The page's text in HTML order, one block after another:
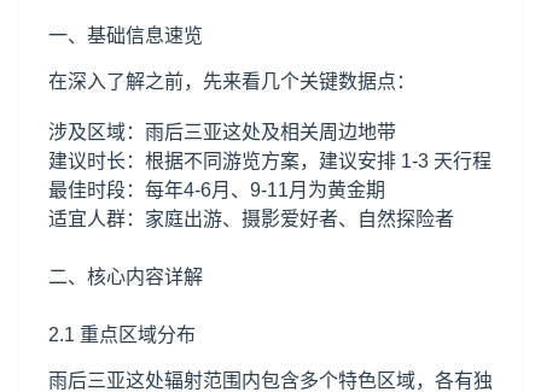
一、基础信息速览
在深入了解之前，先来看几个关键数据点：
涉及区域：雨后三亚这处及相关周边地带
建议时长：根据不同游览方案，建议安排 1-3 天行程
最佳时段：每年4-6月、9-11月为黄金期
适宜人群：家庭出游、摄影爱好者、自然探险者
二、核心内容详解
2.1 重点区域分布
雨后三亚这处辐射范围内包含多个特色区域，各有独